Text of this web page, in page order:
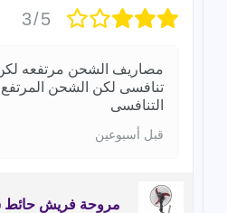
3/5
مصاريف الشحن مرتفعه
تنافسى لكن الشحن
التنافسى
قبل أسبوعين
مروحة فريش حائط شبح